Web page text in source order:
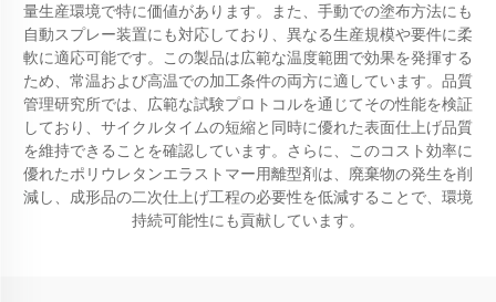
量生産環境で特に価値があります。また、手動での塗布方法にも
自動スプレー装置にも対応しており、異なる生産規模や要件に柔
軟に適応可能です。この製品は広範な温度範囲で効果を発揮する
ため、常温および高温での加工条件の両方に適しています。品質
管理研究所では、広範な試験プロトコルを通じてその性能を検証
しており、サイクルタイムの短縮と同時に優れた表面仕上げ品質
を維持できることを確認しています。さらに、このコスト効率に
優れたポリウレタンエラストマー用離型剤は、廃棄物の発生を削
減し、成形品の二次仕上げ工程の必要性を低減することで、環境
持続可能性にも貢献しています。